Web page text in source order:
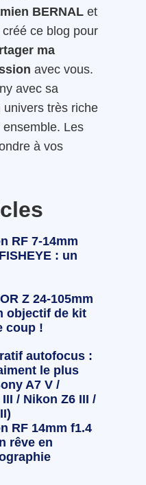
BERNAL et
créé ce blog pour
ma
avec vous.
avec sa
univers très riche
ensemble. Les
à vos
RF 7-14mm
: un
Z 24-105mm
objectif de kit
coup !
autofocus :
le plus
A7 V /
/ Nikon Z6 III /
RF 14mm f1.4
rêve en